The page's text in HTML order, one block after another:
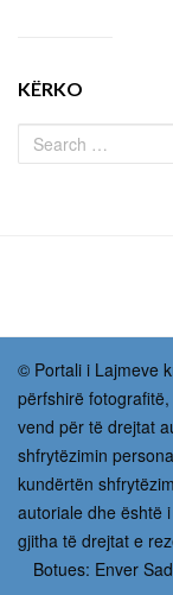
KËRKO
© Portali i Lajmeve
përfshirë
vend për të drejtat
shfrytëzimin
kundërtën
autoriale dhe është
gjitha të drejtat e
Botues: Enver